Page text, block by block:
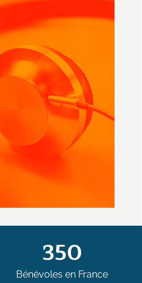
350
Bénévoles en France